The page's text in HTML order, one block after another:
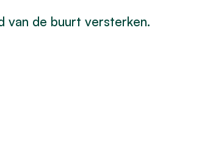
van de buurt versterken.